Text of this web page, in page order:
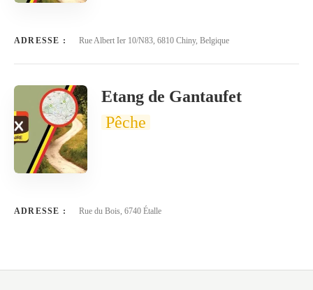
ADRESSE : Rue Albert Ier 10/N83, 6810 Chiny, Belgique
Etang de Gantaufet
Pêche
ADRESSE : Rue du Bois, 6740 Étalle